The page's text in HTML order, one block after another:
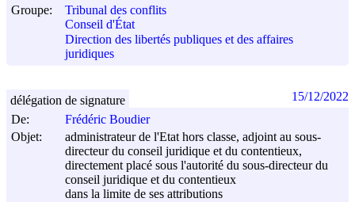
Groupe:
Tribunal des conflits
Conseil d'État
Direction des libertés publiques et des affaires
juridiques
De:
Frédéric Boudier
Objet:
administrateur de l'Etat hors classe, adjoint au sous-
directeur du conseil juridique et du contentieux,
directement placé sous l'autorité du sous-directeur du
conseil juridique et du contentieux
dans la limite de ses attributions
délégation de signature 15/12/2022